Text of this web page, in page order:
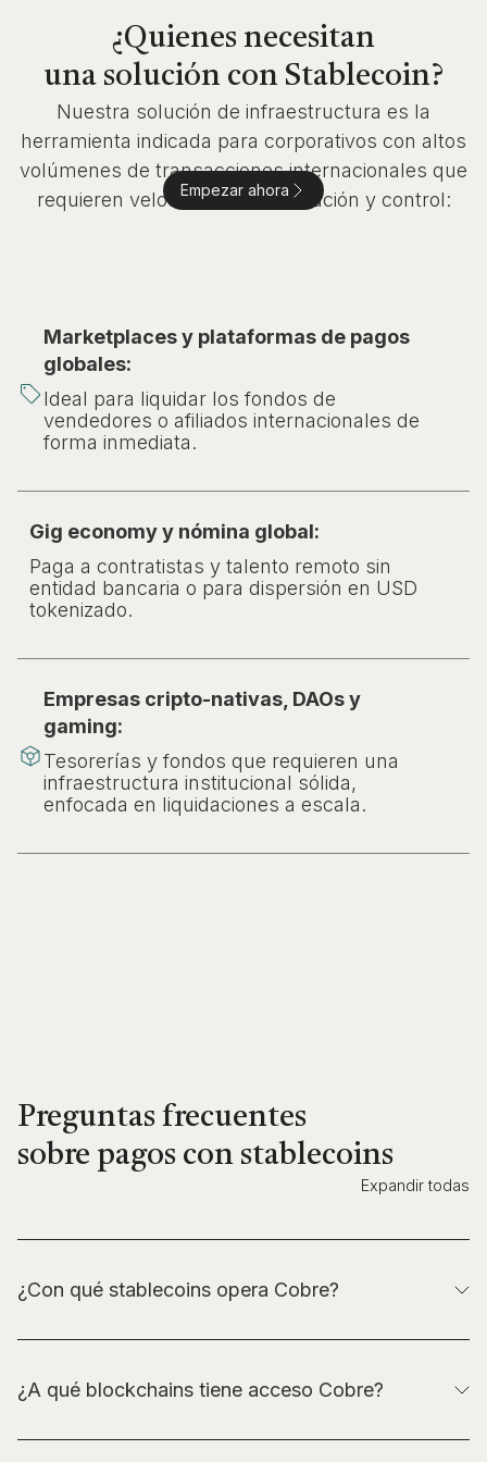
¿Quienes necesitan
una solución con Stablecoin?
Nuestra solución de infraestructura es la
herramienta indicada para corporativos con altos
volúmenes de transacciones internacionales que
requieren velocidad, estructuración y control:
Empezar ahora
Marketplaces y plataformas de pagos
globales:
Ideal para liquidar los fondos de
vendedores o afiliados internacionales de
forma inmediata.
Gig economy y nómina global:
Paga a contratistas y talento remoto sin
entidad bancaria o para dispersión en USD
tokenizado.
Empresas cripto-nativas, DAOs y
gaming:
Tesorerías y fondos que requieren una
infraestructura institucional sólida,
enfocada en liquidaciones a escala.
Preguntas frecuentes
sobre pagos con stablecoins
Expandir todas
¿Con qué stablecoins opera Cobre?
respaldo fiat stablecoin que las operaciones
empresariales B2B exigen: USDT, USDC y RLUSD.
¿A qué blockchains tiene acceso Cobre?